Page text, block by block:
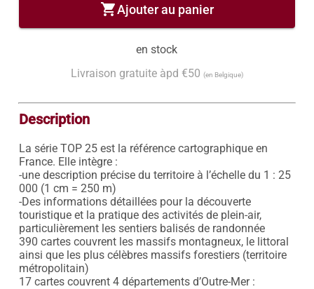
shopping_cartAjouter au panier
en stock
Livraison gratuite àpd €50 (en Belgique)
Description
La série TOP 25 est la référence cartographique en
France. Elle intègre :
-une description précise du territoire à l’échelle du 1 : 25
000 (1 cm = 250 m)
-Des informations détaillées pour la découverte
touristique et la pratique des activités de plein-air,
particulièrement les sentiers balisés de randonnée
390 cartes couvrent les massifs montagneux, le littoral
ainsi que les plus célèbres massifs forestiers (territoire
métropolitain)
17 cartes couvrent 4 départements d’Outre-Mer :